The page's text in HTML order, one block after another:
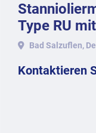
Type RU
undBad Salzuflen,
Kontaktieren